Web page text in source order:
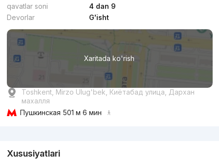
qavatlar soni
4 dan 9
Devorlar
G'isht
Xaritada ko'rish
Toshkent, Mirzo Ulug'bek, Киётабад улица, Дархан
махалля
Пушкинская 501 м 6 мин
Xususiyatlari